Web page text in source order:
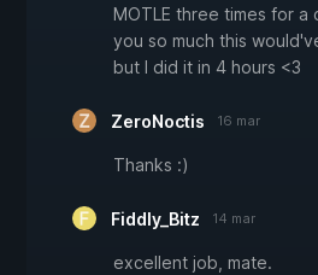
MOTLE three times for a
you so much this
but I did it in 4 hours <3
ZeroNoctis 16 mar
Thanks :)
Fiddly_Bitz 14 mar
excellent job, mate.